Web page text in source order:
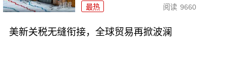
最热 阅读 9660
美新关税无缝衔接，全球贸易再掀波澜